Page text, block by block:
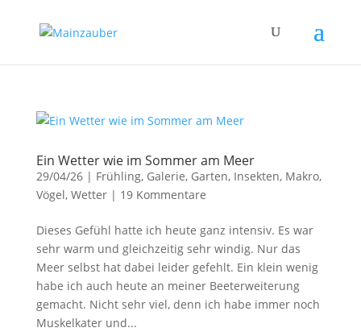
Ein Wetter wie im Sommer am Meer
29/04/26| Frühling, Galerie, Garten, Insekten, Makro,
Vögel, Wetter| 19 Kommentare
Dieses Gefühl hatte ich heute ganz intensiv. Es war
sehr warm und gleichzeitig sehr windig. Nur das
Meer selbst hat dabei leider gefehlt. Ein klein wenig
habe ich auch heute an meiner Beeterweiterung
gemacht. Nicht sehr viel, denn ich habe immer noch
Muskelkater und...